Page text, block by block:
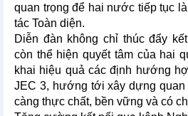
quan trọng để hai nước tiếp tục
tác Toàn diện.
Diễn đàn không chỉ thúc đẩy
còn thể hiện quyết tâm của hai
khai hiệu quả các định hướng
JEC 3, hướng tới xây dựng quan
càng thực chất, bền vững và có